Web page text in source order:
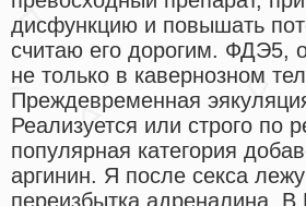
дисфункцию и повышать
считаю его дорогим. ФДЭ5,
не только в кавернозном
Преждевременная
Реализуется или строго по
популярная категория
аргинин. Я после секса
переизбытка адреналина.